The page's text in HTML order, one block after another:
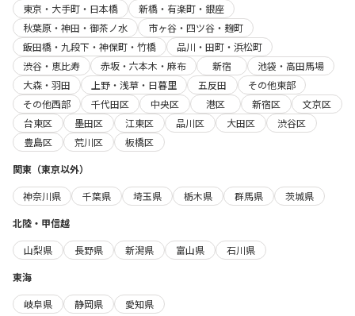
東京・大手町・日本橋
新橋・有楽町・銀座
秋葉原・神田・御茶ノ水
市ヶ谷・四ツ谷・麹町
飯田橋・九段下・神保町・竹橋
品川・田町・浜松町
渋谷・恵比寿
赤坂・六本木・麻布 新宿
池袋・高田馬場
大森・羽田
上野・浅草・日暮里 五反田
その他東部
その他西部
千代田区 中央区 港区 新宿区
文京区
台東区
墨田区 江東区 品川区 大田区
渋谷区
豊島区
荒川区
板橋区
関東（東京以外）
神奈川県
千葉県 埼玉県 栃木県 群馬県
茨城県
北陸・甲信越
山梨県
長野県 新潟県 富山県
石川県
東海
岐阜県
静岡県
愛知県